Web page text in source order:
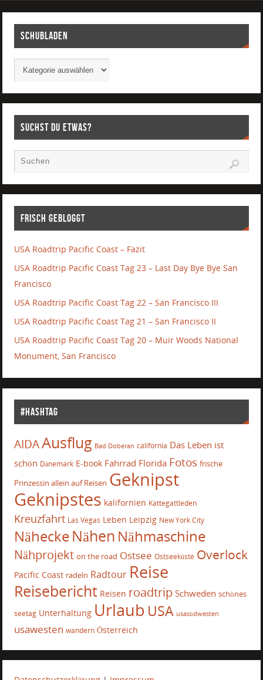
Schubladen
Suchst Du etwas?
Frisch gebloggt
USA Roadtrip Pacific Coast – Fazit
USA Roadtrip Pacific Coast Tag 23 – Last Day Bye Bye San
Francisco
USA Roadtrip Pacific Coast Tag 22 – San Francisco III
USA Roadtrip Pacific Coast Tag 21 – San Francisco II
USA Roadtrip Pacific Coast Tag 20 – Muir Woods National
Monument, San Francisco
#Hashtag
AIDAAusflug Bad Doberan california Das Leben ist
schön Dänemark E-book Fahrrad Florida Fotos frische
Prinzessin allein auf Reisen Geknipst
Geknipstes kalifornien Kattegattleden
Kreuzfahrt Las Vegas Leben Leipzig New York City
NäheckeNähen Nähmaschine
Nähprojekt on the road Ostsee Ostseeküste Overlock
Pacific Coast radeln Radtour Reise
Reisebericht Reisen roadtrip Schweden schönes
seetag Unterhaltung Urlaub USA usasüdwesten
usawesten wandern Österreich